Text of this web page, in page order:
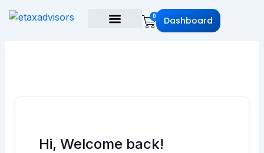
0
CartDashboard
Hi, Welcome back!